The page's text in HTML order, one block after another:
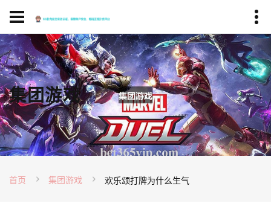
集团游戏
首页 集团游戏 欢乐颂打牌为什么生气